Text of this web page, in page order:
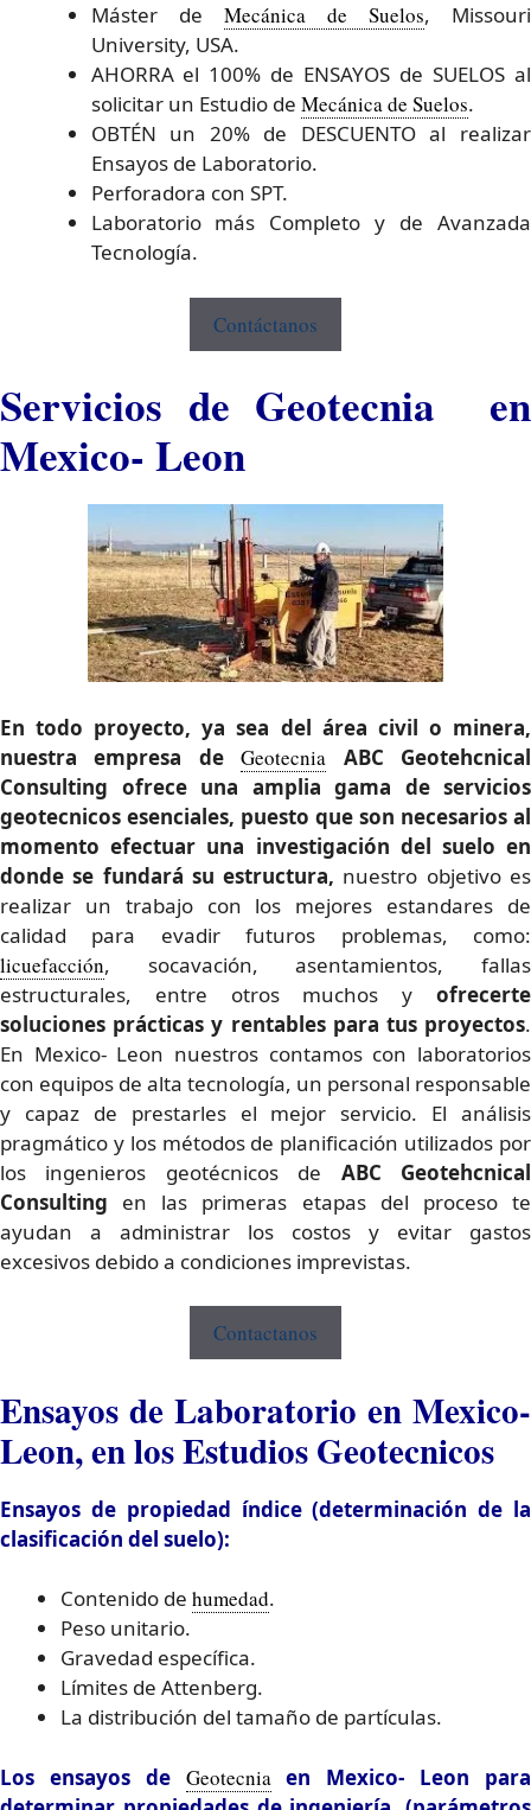
Máster de Mecánica de Suelos, Missouri
University, USA.
AHORRA el 100% de ENSAYOS de SUELOS al
solicitar un Estudio de Mecánica de Suelos.
OBTÉN un 20% de DESCUENTO al realizar
Ensayos de Laboratorio.
Perforadora con SPT.
Laboratorio más Completo y de Avanzada
Tecnología.
Contáctanos
Servicios de Geotecnia en
Mexico- Leon
En todo proyecto, ya sea del área civil o minera,
nuestra empresa deGeotecnia ABC Geotehcnical
Consulting ofrece una amplia gama de servicios
geotecnicos esenciales, puesto que son necesarios al
momento efectuar una investigación del suelo en
donde se fundará su estructura, nuestro objetivo es
realizar un trabajo con los mejores estandares de
calidad para evadir futuros problemas, como:
licuefacción, socavación, asentamientos, fallas
estructurales, entre otros muchos y ofrecerte
soluciones prácticas y rentables para tus proyectos.
En Mexico- Leon nuestros contamos con laboratorios
con equipos de alta tecnología, un personal responsable
y capaz de prestarles el mejor servicio. El análisis
pragmático y los métodos de planificación utilizados por
los ingenieros geotécnicos de ABC Geotehcnical
Consulting en las primeras etapas del proceso te
ayudan a administrar los costos y evitar gastos
excesivos debido a condiciones imprevistas.
Contactanos
Ensayos de Laboratorio en Mexico-
Leon, en los Estudios Geotecnicos
Ensayos de propiedad índice (determinación de la
clasificación del suelo):
Contenido de humedad.
Peso unitario.
Gravedad específica.
Límites de Attenberg.
La distribución del tamaño de partículas.
Los ensayos de Geotecnia en Mexico- Leon para